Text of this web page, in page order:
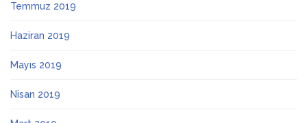
Temmuz 2019
Haziran 2019
Mayıs 2019
Nisan 2019